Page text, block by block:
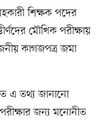
শিক্ষক পদের
মৌখিক পরীক্ষায়
কাগজপত্র জমা
এ তথ্য জানানো
জন্য মনোনীত